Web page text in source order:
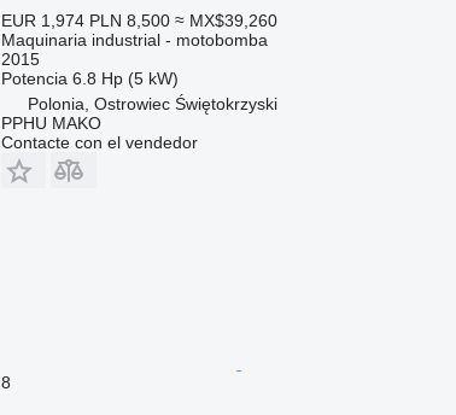
EUR 1,974 PLN 8,500 ≈ MX$39,260
Maquinaria industrial - motobomba
2015
Potencia 6.8 Hp (5 kW)
Polonia, Ostrowiec Świętokrzyski
PPHU MAKO
Contacte con el vendedor
8